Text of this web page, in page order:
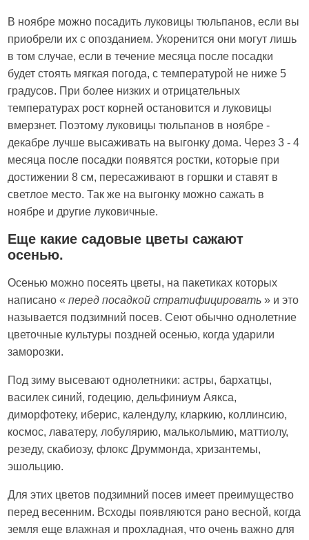
В ноябре можно посадить луковицы тюльпанов, если вы
приобрели их с опозданием. Укоренится они могут лишь
в том случае, если в течение месяца после посадки
будет стоять мягкая погода, с температурой не ниже 5
градусов. При более низких и отрицательных
температурах рост корней остановится и луковицы
вмерзнет. Поэтому луковицы тюльпанов в ноябре -
декабре лучше высаживать на выгонку дома. Через 3 - 4
месяца после посадки появятся ростки, которые при
достижении 8 см, пересаживают в горшки и ставят в
светлое место. Так же на выгонку можно сажать в
ноябре и другие луковичные.
Еще какие садовые цветы сажают
осенью.
Осенью можно посеять цветы, на пакетиках которых
написано «перед посадкой стратифицировать» и это
называется подзимний посев. Сеют обычно однолетние
цветочные культуры поздней осенью, когда ударили
заморозки.
Под зиму высевают однолетники: астры, бархатцы,
василек синий, годецию, дельфиниум Аякса,
диморфотеку, иберис, календулу, кларкию, коллинсию,
космос, лаватеру, лобулярию, малькольмию, маттиолу,
резеду, скабиозу, флокс Друммонда, хризантемы,
эшольцию.
Для этих цветов подзимний посев имеет преимущество
перед весенним. Всходы появляются рано весной, когда
земля еще влажная и прохладная, что очень важно для